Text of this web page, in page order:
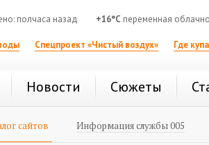
полчаса назад +16°C переменная
Спецпроект «Чистый воздух» Где
Новости Сюжеты
сайтов Информация службы 005